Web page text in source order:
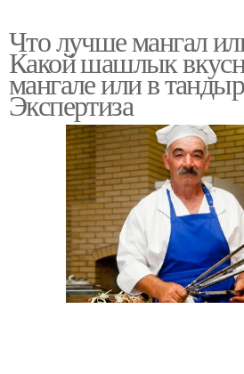
Тандыр на дачу
Тандыр в земле
Что лучше мангал
Какой шашлык
мангале или в
Экспертиза